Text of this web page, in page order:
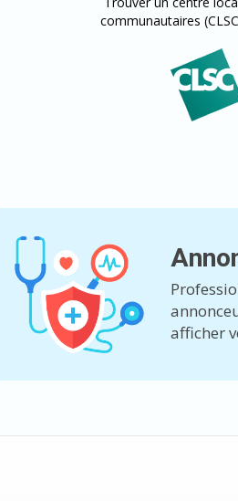
communautaires
afficher